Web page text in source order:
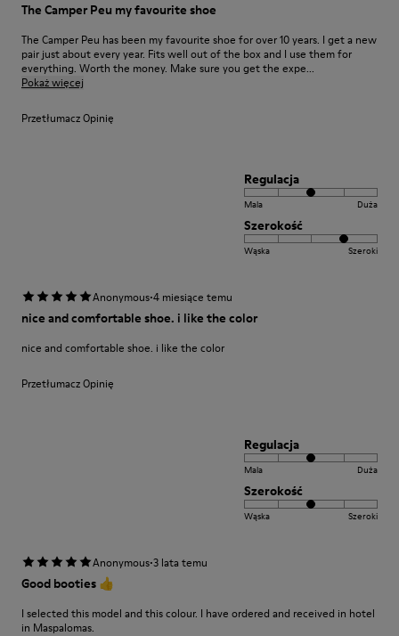
The Camper Peu my favourite shoe
The Camper Peu has been my favourite shoe for over 10 years. I get a new
pair just about every year. Fits well out of the box and I use them for
everything. Worth the money. Make sure you get the expe...
Pokaż więcej
Przetłumacz Opinię
Regulacja
Mala Duża
Szerokość
Wąska Szeroki
Anonymous·4 miesiące temu
nice and comfortable shoe. i like the color
nice and comfortable shoe. i like the color
Przetłumacz Opinię
Regulacja
Mala Duża
Szerokość
Wąska Szeroki
Anonymous·3 lata temu
Good booties 👍
I selected this model and this colour. I have ordered and received in hotel
in Maspalomas.